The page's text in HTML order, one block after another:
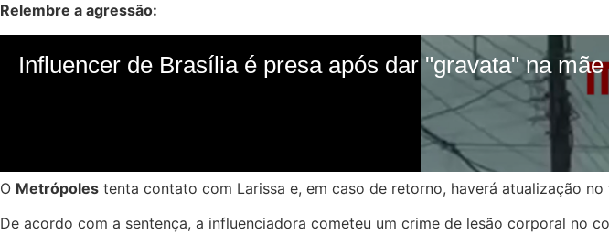
Relembre a agressão:
O Metrópoles tenta contato com Larissa e, em caso de retorno, haverá atualização no
De acordo com a sentença, a influenciadora cometeu um crime de lesão corporal no